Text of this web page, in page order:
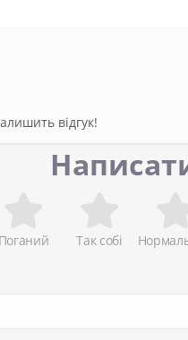
відгук!
Поганий Так собі